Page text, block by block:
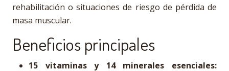
rehabilitación o situaciones de riesgo de pérdida de
masa muscular.
Beneficios principales
15 vitaminas y 14 minerales esenciales: